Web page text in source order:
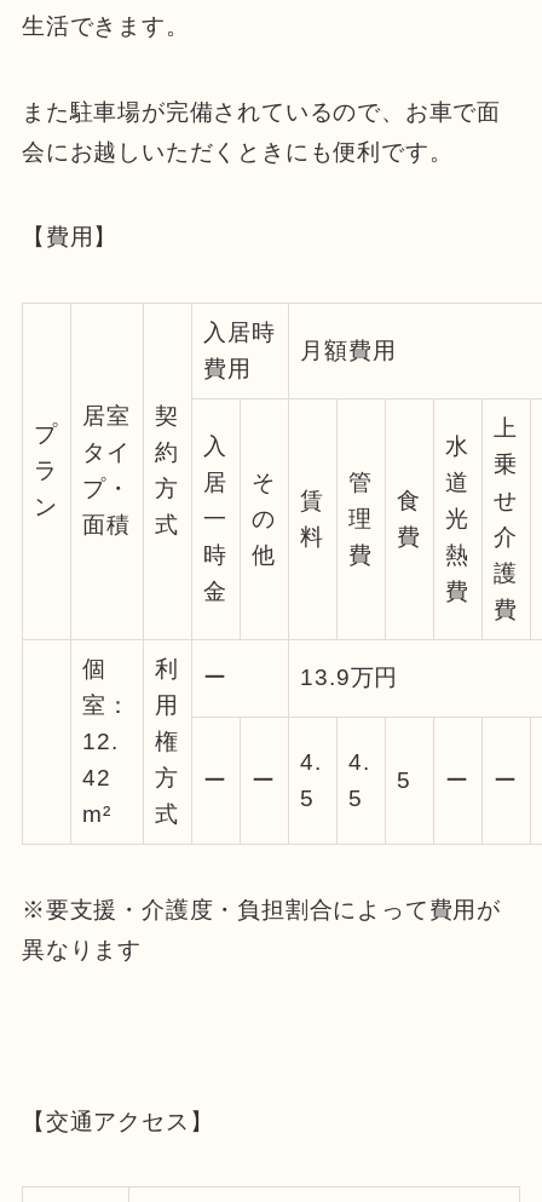
生活できます。
また駐車場が完備されているので、お車で面
会にお越しいただくときにも便利です。
【費用】
プ
ラ
ン
居室
タイ
プ・
面積
契
約
方
式
入居時
費用
月額費用
入
居
一
時
金
そ
の
他
賃
料
管
理
費
食
費
水
道
光
熱
費
上
乗
せ
介
護
費
個
室：
12.
42
m²
利
用
権
方
式
ー 13.9万円
ー ー
4.
5
4.
5
5 ー ー
※要支援・介護度・負担割合によって費用が
異なります
【交通アクセス】